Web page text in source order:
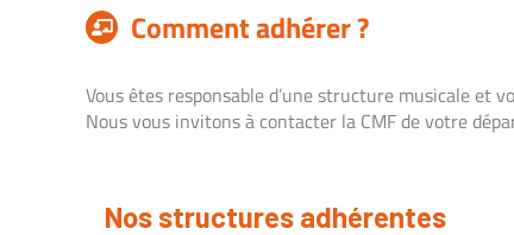
Comment adhérer ?
Vous êtes responsable d’une structure musicale et
Nous vous invitons à contacter la CMF de votre